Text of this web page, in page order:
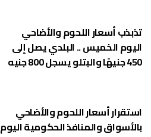
تذبذب أسعار اللحوم والأضاحي
اليوم الخميس .. البلدي يصل إلى
450 جنيهًا والبتلو يسجل 800 جنيه
استقرار أسعار اللحوم والأضاحي
بالأسواق والمنافذ الحكومية اليوم